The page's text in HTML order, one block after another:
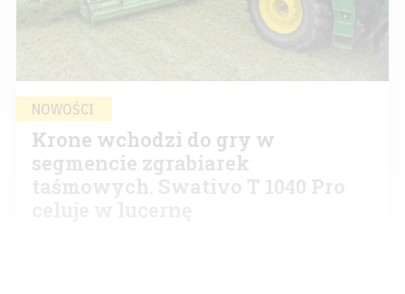
NOWOŚCI
Krone wchodzi do gry w
segmencie zgrabiarek
taśmowych. Swativo T 1040 Pro